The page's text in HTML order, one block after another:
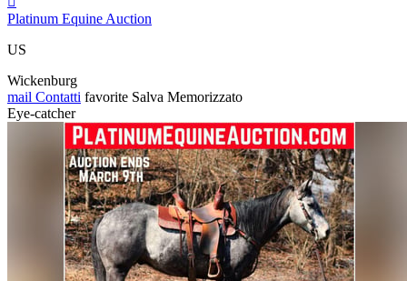
Platinum Equine Auction
US
Wickenburg
mail Contatti favorite Salva Memorizzato
Eye-catcher